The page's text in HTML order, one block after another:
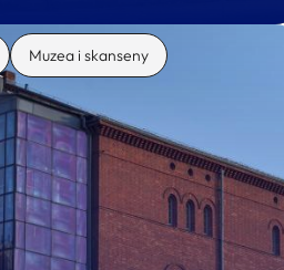
Muzea i skanseny